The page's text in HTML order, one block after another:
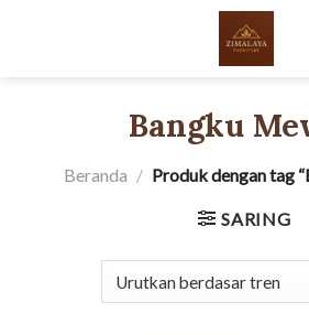
Bangku
Beranda / Produk dengan tag
SARING